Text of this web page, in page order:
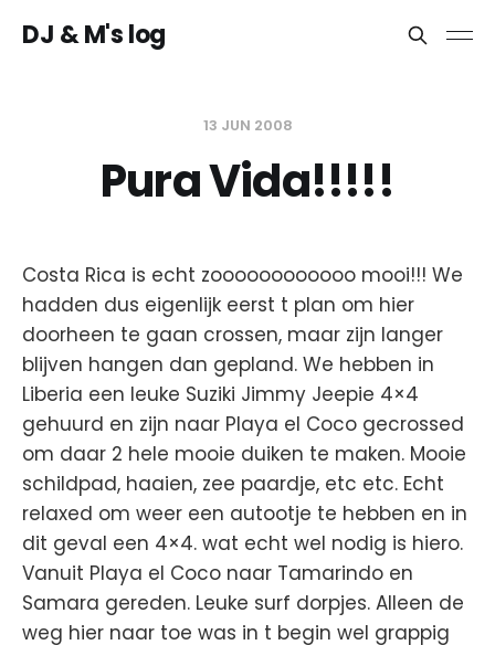
DJ & M's log
13 JUN 2008
Pura Vida!!!!!
Costa Rica is echt zoooooooooooo mooi!!! We
hadden dus eigenlijk eerst t plan om hier
doorheen te gaan crossen, maar zijn langer
blijven hangen dan gepland. We hebben in
Liberia een leuke Suziki Jimmy Jeepie 4×4
gehuurd en zijn naar Playa el Coco gecrossed
om daar 2 hele mooie duiken te maken. Mooie
schildpad, haaien, zee paardje, etc etc. Echt
relaxed om weer een autootje te hebben en in
dit geval een 4×4. wat echt wel nodig is hiero.
Vanuit Playa el Coco naar Tamarindo en
Samara gereden. Leuke surf dorpjes. Alleen de
weg hier naar toe was in t begin wel grappig